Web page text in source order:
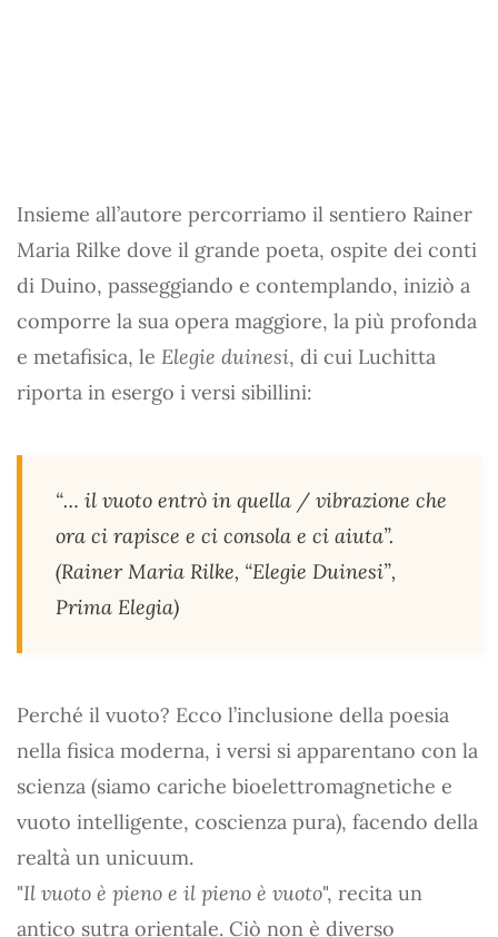
Insieme all’autore percorriamo il sentiero Rainer
Maria Rilke dove il grande poeta, ospite dei conti
di Duino, passeggiando e contemplando, iniziò a
comporre la sua opera maggiore, la più profonda
e metafisica, le Elegie duinesi, di cui Luchitta
riporta in esergo i versi sibillini:
“… il vuoto entrò in quella / vibrazione che
ora ci rapisce e ci consola e ci aiuta”.
(Rainer Maria Rilke, “Elegie Duinesi”,
Prima Elegia)
Perché il vuoto? Ecco l’inclusione della poesia
nella fisica moderna, i versi si apparentano con la
scienza (siamo cariche bioelettromagnetiche e
vuoto intelligente, coscienza pura), facendo della
realtà un unicuum.
"Il vuoto è pieno e il pieno è vuoto", recita un
antico sutra orientale. Ciò non è diverso